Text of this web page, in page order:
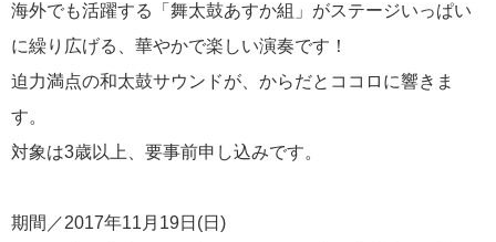
海外でも活躍する「舞太鼓あすか組」がステージいっぱい
に繰り広げる、華やかで楽しい演奏です！
迫力満点の和太鼓サウンドが、からだとココロに響きま
す。
対象は3歳以上、要事前申し込みです。
期間／2017年11月19日(日)